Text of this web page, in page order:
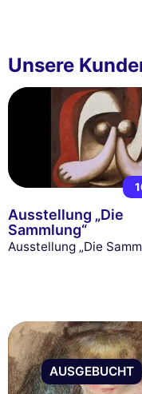
Unsere
Ausstellung „Die
Sammlung“
Ausstellung „Die
AUSGEBUCHT